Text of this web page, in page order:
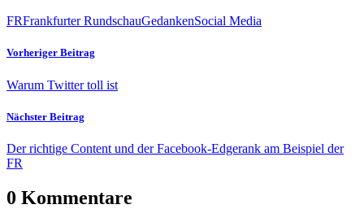
FRFrankfurter RundschauGedankenSocial Media
Vorheriger Beitrag
Warum Twitter toll ist
Nächster Beitrag
Der richtige Content und der Facebook-Edgerank am Beispiel der
FR
0 Kommentare